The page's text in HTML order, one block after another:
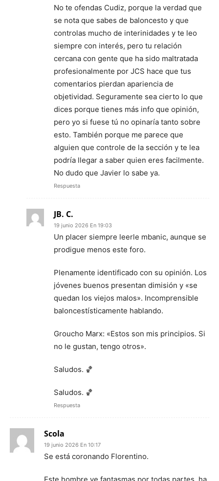
No te ofendas Cudiz, porque la verdad que
se nota que sabes de baloncesto y que
controlas mucho de interinidades y te leo
siempre con interés, pero tu relación
cercana con gente que ha sido maltratada
profesionalmente por JCS hace que tus
comentarios pierdan apariencia de
objetividad. Seguramente sea cierto lo que
dices porque tienes más info que opinión,
pero yo si fuese tú no opinaría tanto sobre
esto. También porque me parece que
alguien que controle de la sección y te lea
podría llegar a saber quien eres facilmente.
No dudo que Javier lo sabe ya.
Respuesta
JB. C.
19 junio 2026 En 19:03
Un placer siempre leerle mbanic, aunque se
prodigue menos este foro.
Plenamente identificado con su opinión. Los
jóvenes buenos presentan dimisión y «se
quedan los viejos malos». Incomprensible
baloncestísticamente hablando.
Groucho Marx: «Estos son mis principios. Si
no le gustan, tengo otros».
Saludos. 🏀
Saludos. 🏀
Respuesta
Scola
19 junio 2026 En 10:17
Se está coronando Florentino.
Este hombre ve fantasmas por todas partes, ha